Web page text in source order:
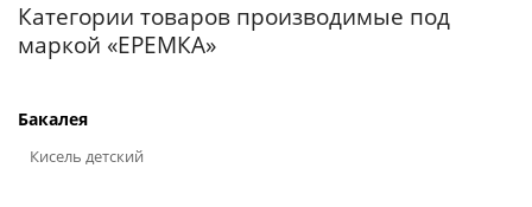
Категории товаров производимые под
маркой «ЕРЕМКА»
Бакалея
Кисель детский